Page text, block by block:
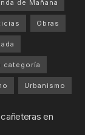
de Mañana
Obras
categoría
Urbanismo
en